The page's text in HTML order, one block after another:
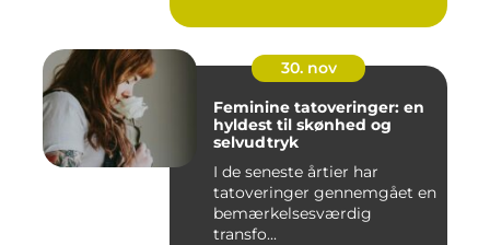
30. nov
Feminine tatoveringer: en
hyldest til skønhed og
selvudtryk
I de seneste årtier har
tatoveringer gennemgået en
bemærkelsesværdig
transfo...